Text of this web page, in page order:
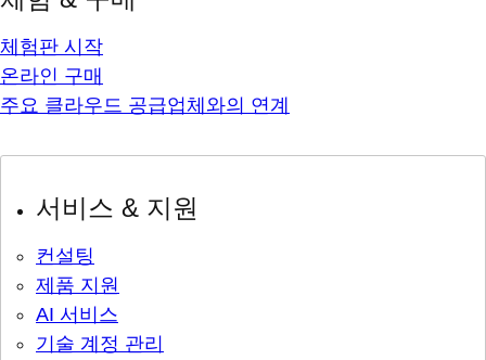
체험판 시작
온라인 구매
주요 클라우드 공급업체와의 연계
서비스 & 지원
컨설팅
제품 지원
AI 서비스
기술 계정 관리